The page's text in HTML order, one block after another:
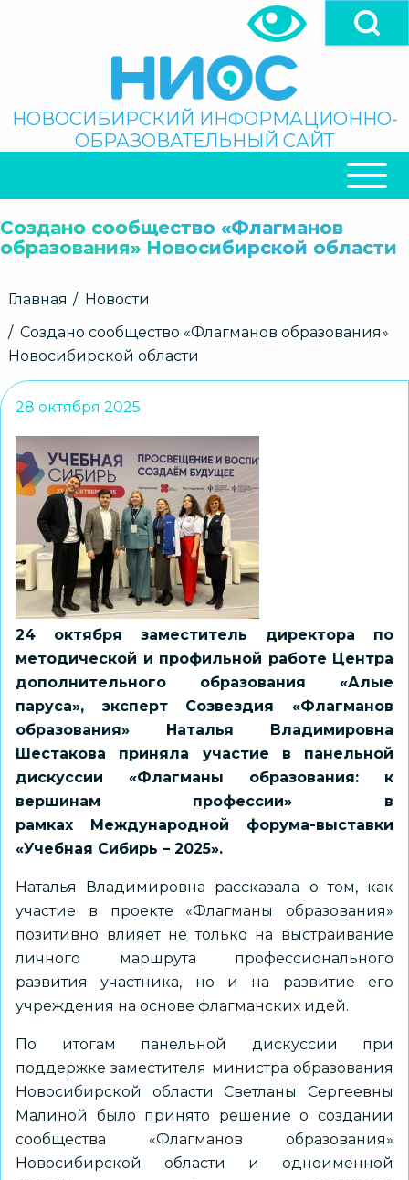
Поиск
НОВОСИБИРСКИЙ ИНФОРМАЦИОННО-
ОБРАЗОВАТЕЛЬНЫЙ САЙТ
НАВИГАЦИЯ
Создано сообщество «Флагманов
образования» Новосибирской области
Строка
Главная
Новости
Создано сообщество «Флагманов образования»
Новосибирской области
28 октября 2025
24 октября заместитель директора по
методической и профильной работе Центра
дополнительного образования «Алые
паруса», эксперт Созвездия «Флагманов
образования» Наталья Владимировна
Шестакова приняла участие в панельной
дискуссии «Флагманы образования: к
вершинам профессии» в
рамках Международной форума-выставки
«Учебная Сибирь – 2025».
Наталья Владимировна рассказала о том, как
участие в проекте «Флагманы образования»
позитивно влияет не только на выстраивание
личного маршрута профессионального
развития участника, но и на развитие его
учреждения на основе флагманских идей.
По итогам панельной дискуссии при
поддержке заместителя министра образования
Новосибирской области Светланы Сергеевны
Малиной было принято решение о создании
сообщества «Флагманов образования»
Новосибирской области и одноименной